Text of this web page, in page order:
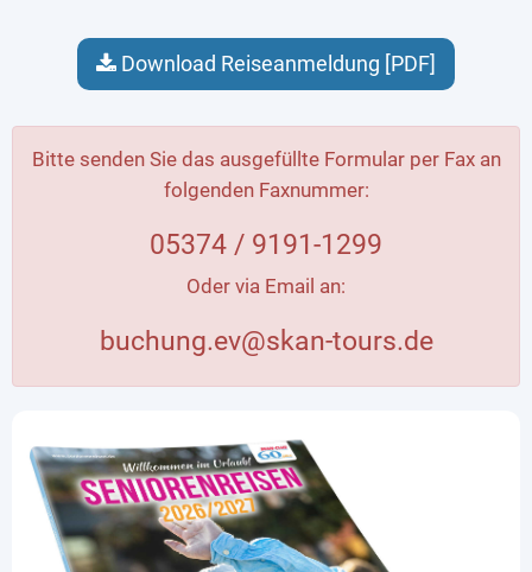
Download Reiseanmeldung [PDF]
Bitte senden Sie das ausgefüllte Formular per Fax an
folgenden Faxnummer:
05374 / 9191-1299
Oder via Email an:
buchung.ev@skan-tours.de